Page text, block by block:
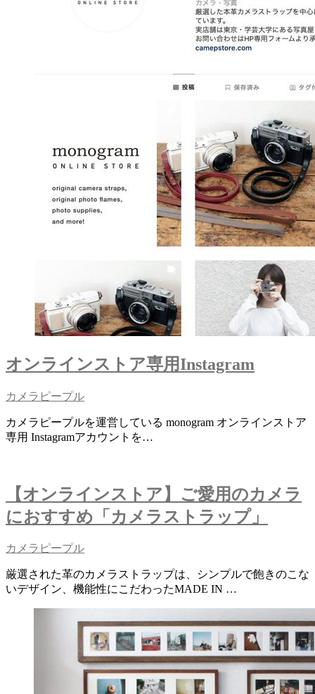
オンラインストア専用Instagram
カメラピープル
カメラピープルを運営している monogram オンラインストア
専用 Instagramアカウントを…
【オンラインストア】ご愛用のカメラ
におすすめ「カメラストラップ」
カメラピープル
厳選された革のカメラストラップは、シンプルで飽きのこな
いデザイン、機能性にこだわったMADE IN …